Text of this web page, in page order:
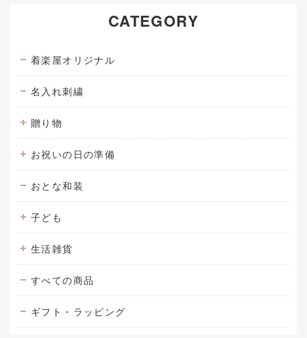
CATEGORY
着楽屋オリジナル
名入れ刺繍
贈り物
お祝いの日の準備
おとな和装
子ども
生活雑貨
すべての商品
ギフト・ラッピング